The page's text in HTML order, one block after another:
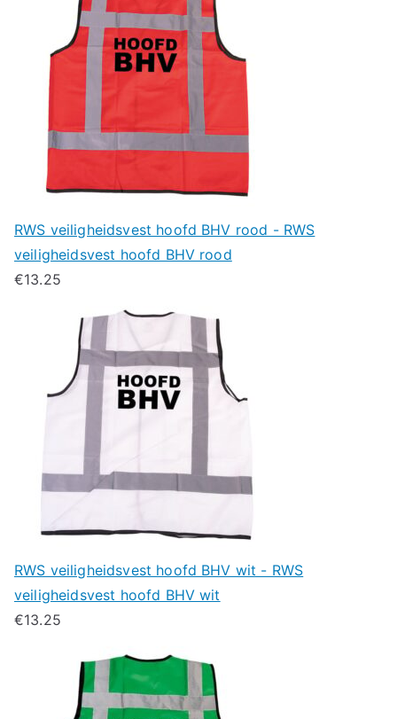
RWS veiligheidsvest hoofd BHV rood - RWS
veiligheidsvest hoofd BHV rood
€13.25
RWS veiligheidsvest hoofd BHV wit - RWS
veiligheidsvest hoofd BHV wit
€13.25